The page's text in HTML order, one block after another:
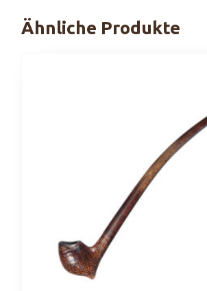
Ähnliche Produkte